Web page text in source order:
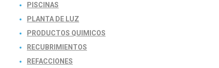
PISCINAS
PLANTA DE LUZ
PRODUCTOS QUIMICOS
RECUBRIMIENTOS
REFACCIONES